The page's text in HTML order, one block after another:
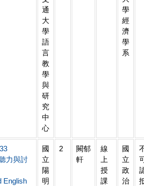
通
大
學
語
言
教
學
與
研
究
中
心
學
經
濟
學
系
力與討
English
國
立
陽
明
2
闕郁
軒
線
上
授
課
國
立
政
治